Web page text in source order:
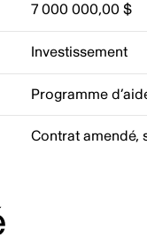
7 000 000,00 $
Investissement
Programme
Contrat amendé,